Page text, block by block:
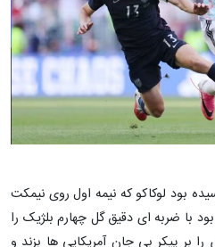
که بازی به دقیقه ۹۰ رسیده بود لوکاکو که نیمه اول روی نیمکت
با ضربه ای دقیق گل چهارم بلژیک را